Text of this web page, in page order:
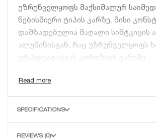
უზრუნველყოფს მაქსიმალურ
ნებისმიერი ტიპის კარზე. მისი
დამზადებულია მაღალი სიმტკიცის
ალუმინისგან, რაც უზრუნველყოფს
ექსპლუატაციას კოროზიის გარეშე.
ტექნიკური მახასიათებლები და
სამუშაო ძაბვა:
SPECIFICATIONS
REVIEWS (0)